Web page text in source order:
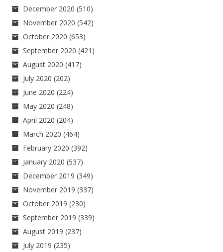
December 2020 (510)
November 2020 (542)
October 2020 (653)
September 2020 (421)
August 2020 (417)
July 2020 (202)
June 2020 (224)
May 2020 (248)
April 2020 (204)
March 2020 (464)
February 2020 (392)
January 2020 (537)
December 2019 (349)
November 2019 (337)
October 2019 (230)
September 2019 (339)
August 2019 (237)
July 2019 (235)